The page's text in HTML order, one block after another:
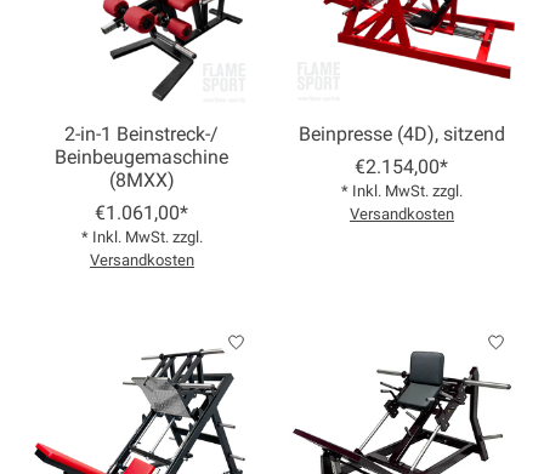
2-in-1 Beinstreck-/
Beinbeugemaschine
(8MXX)
€1.061,00*
* Inkl. MwSt. zzgl.
Versandkosten
Beinpresse (4D), sitzend
€2.154,00*
* Inkl. MwSt. zzgl.
Versandkosten